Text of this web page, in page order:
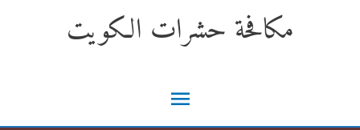
مكافحة حشرات الكويت
القائمة